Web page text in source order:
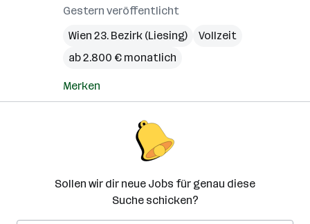
Gestern veröffentlicht
Wien 23. Bezirk (Liesing)
Vollzeit
ab 2.800 € monatlich
Merken
Sollen wir dir neue Jobs für genau diese
Suche schicken?